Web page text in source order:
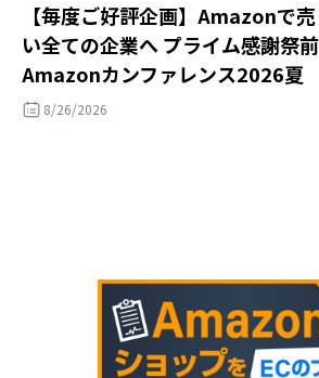
【毎度ご好評企画】Amazonで
い全ての企業へ プライム感謝祭
Amazonカンファレンス2026夏
8/26/2026